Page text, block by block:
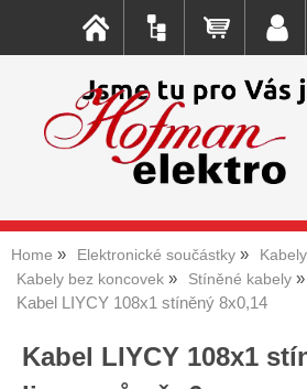
Home Elektronické součástky
Kabely bez koncovek
Stíněné kabely
Kabel LIYCY 108x1 stíněný 8x0,14
Kabel LIYCY 108x1